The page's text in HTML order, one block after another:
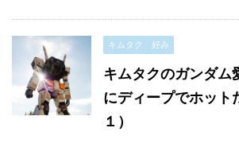
キムタク 好み
キムタクのガンダム
にディープでホット
１）